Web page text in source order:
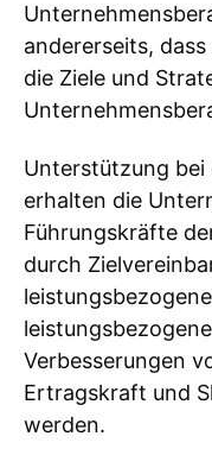
andererseits,
die Ziele und
Unterstützung bei
erhalten die
Führungskräfte
durch
Verbesserungen
Ertragskraft und
werden.